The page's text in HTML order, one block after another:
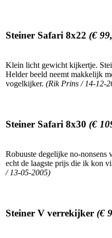
Steiner Safari 8x22 (€
Klein licht gewicht kijkertje.
Helder beeld neemt makkelijk
vogelkijker. (Rik Prins / 14-12-
Steiner Safari 8x30 (€
Robuuste degelijke no-
echt de laagste prijs die ik kon
/ 13-05-2005)
Steiner V verrekijker (€